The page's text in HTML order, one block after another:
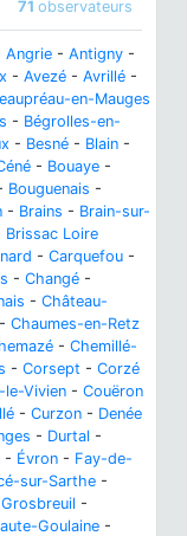
71 observateurs
Angrie - Antigny -
- Avezé - Avrillé -
en-Mauges
- Bégrolles-en-
- Besné - Blain -
- Bouaye -
Bouguenais -
- Brains - Brain-sur-
Brissac Loire
- Carquefou -
- Changé -
- Château-
- Chaumes-en-Retz
- Chemillé-
- Corsept - Corzé
le-Vivien - Couëron
- Curzon - Denée
- Durtal -
- Évron - Fay-de-
sur-Sarthe -
Grosbreuil -
Goulaine -